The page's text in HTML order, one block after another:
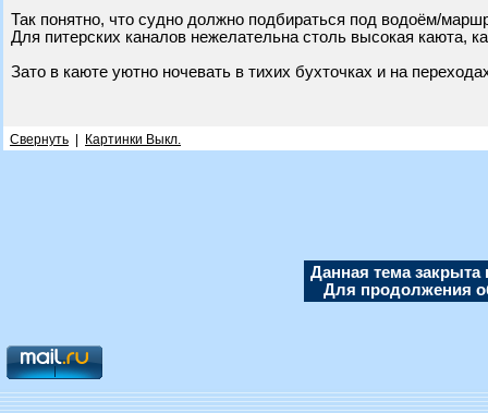
Так понятно, что судно должно подбираться под водоём/
Для питерских каналов нежелательна столь высокая каюта,
Зато в каюте уютно ночевать в тихих бухточках и на
Свернуть Картинки Выкл.
Данная тема закрыта
Для продолжения